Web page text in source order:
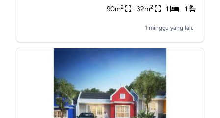
90m2 32m2 1 1
1 minggu yang lalu